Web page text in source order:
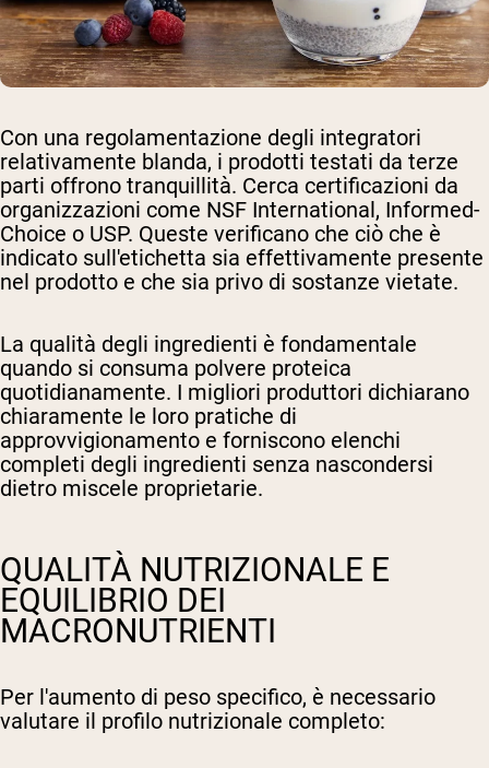
Con una regolamentazione degli integratori
relativamente blanda, i prodotti testati da terze
parti offrono tranquillità. Cerca certificazioni da
organizzazioni come NSF International, Informed-
Choice o USP. Queste verificano che ciò che è
indicato sull'etichetta sia effettivamente presente
nel prodotto e che sia privo di sostanze vietate.
La qualità degli ingredienti è fondamentale
quando si consuma polvere proteica
quotidianamente. I migliori produttori dichiarano
chiaramente le loro pratiche di
approvvigionamento e forniscono elenchi
completi degli ingredienti senza nascondersi
dietro miscele proprietarie.
QUALITÀ NUTRIZIONALE E
EQUILIBRIO DEI
MACRONUTRIENTI
Per l'aumento di peso specifico, è necessario
valutare il profilo nutrizionale completo: